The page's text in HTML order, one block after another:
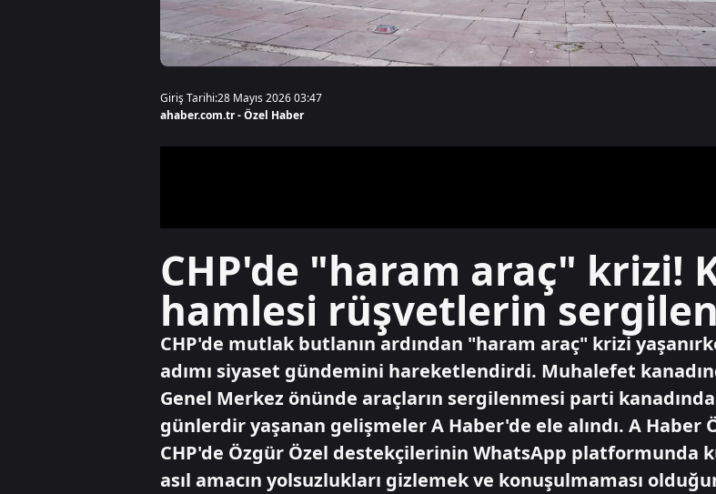
Giriş Tarihi:28 Mayıs 2026 03:47
ahaber.com.tr - Özel Haber
CHP'de "haram araç" krizi!
hamlesi rüşvetlerin
CHP'de mutlak butlanın ardından "haram araç" krizi
adımı siyaset gündemini hareketlendirdi. Muhalefet
Genel Merkez önünde araçların sergilenmesi parti
günlerdir yaşanan gelişmeler A Haber'de ele alındı. A
CHP'de Özgür Özel destekçilerinin WhatsApp
asıl amacın yolsuzlukları gizlemek ve konuşulmaması